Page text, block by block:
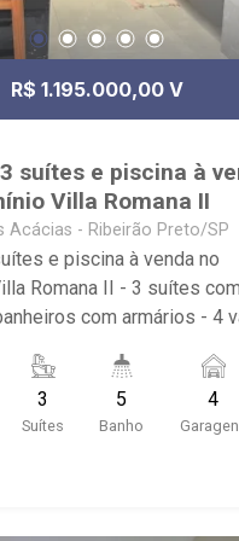
R$ 1.195.000,00 V
suítes e piscina à
Villa Romana II
Acácias - Ribeirão Preto/SP
e piscina à venda no
Romana II - 3 suítes com
com armários - 4
- cozinha integrada com
de serviço com armários -
- sauna - piscina -
3
Suítes
5
Banho
4